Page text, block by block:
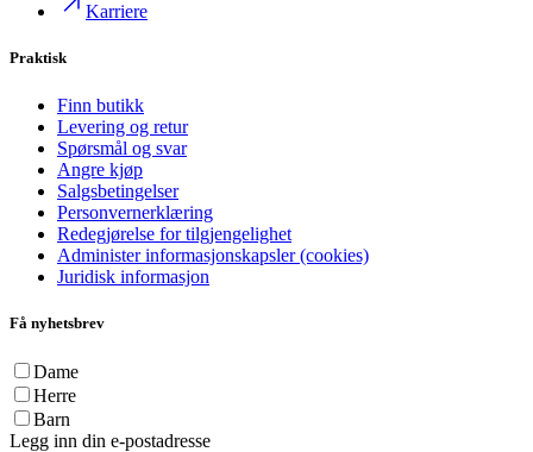
Karriere
Praktisk
Finn butikk
Levering og retur
Spørsmål og svar
Angre kjøp
Salgsbetingelser
Personvernerklæring
Redegjørelse for tilgjengelighet
Administer informasjonskapsler (cookies)
Juridisk informasjon
Få nyhetsbrev
Dame
Herre
Barn
Legg inn din e-postadresse